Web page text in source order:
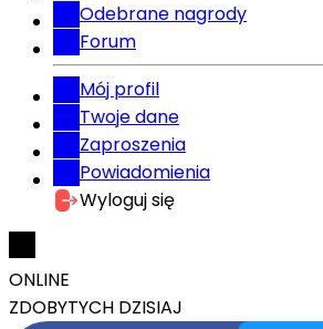
Odebrane nagrody
Forum
Mój profil
Twoje dane
Zaproszenia
Powiadomienia
Wyloguj się
ONLINE
ZDOBYTYCH DZISIAJ